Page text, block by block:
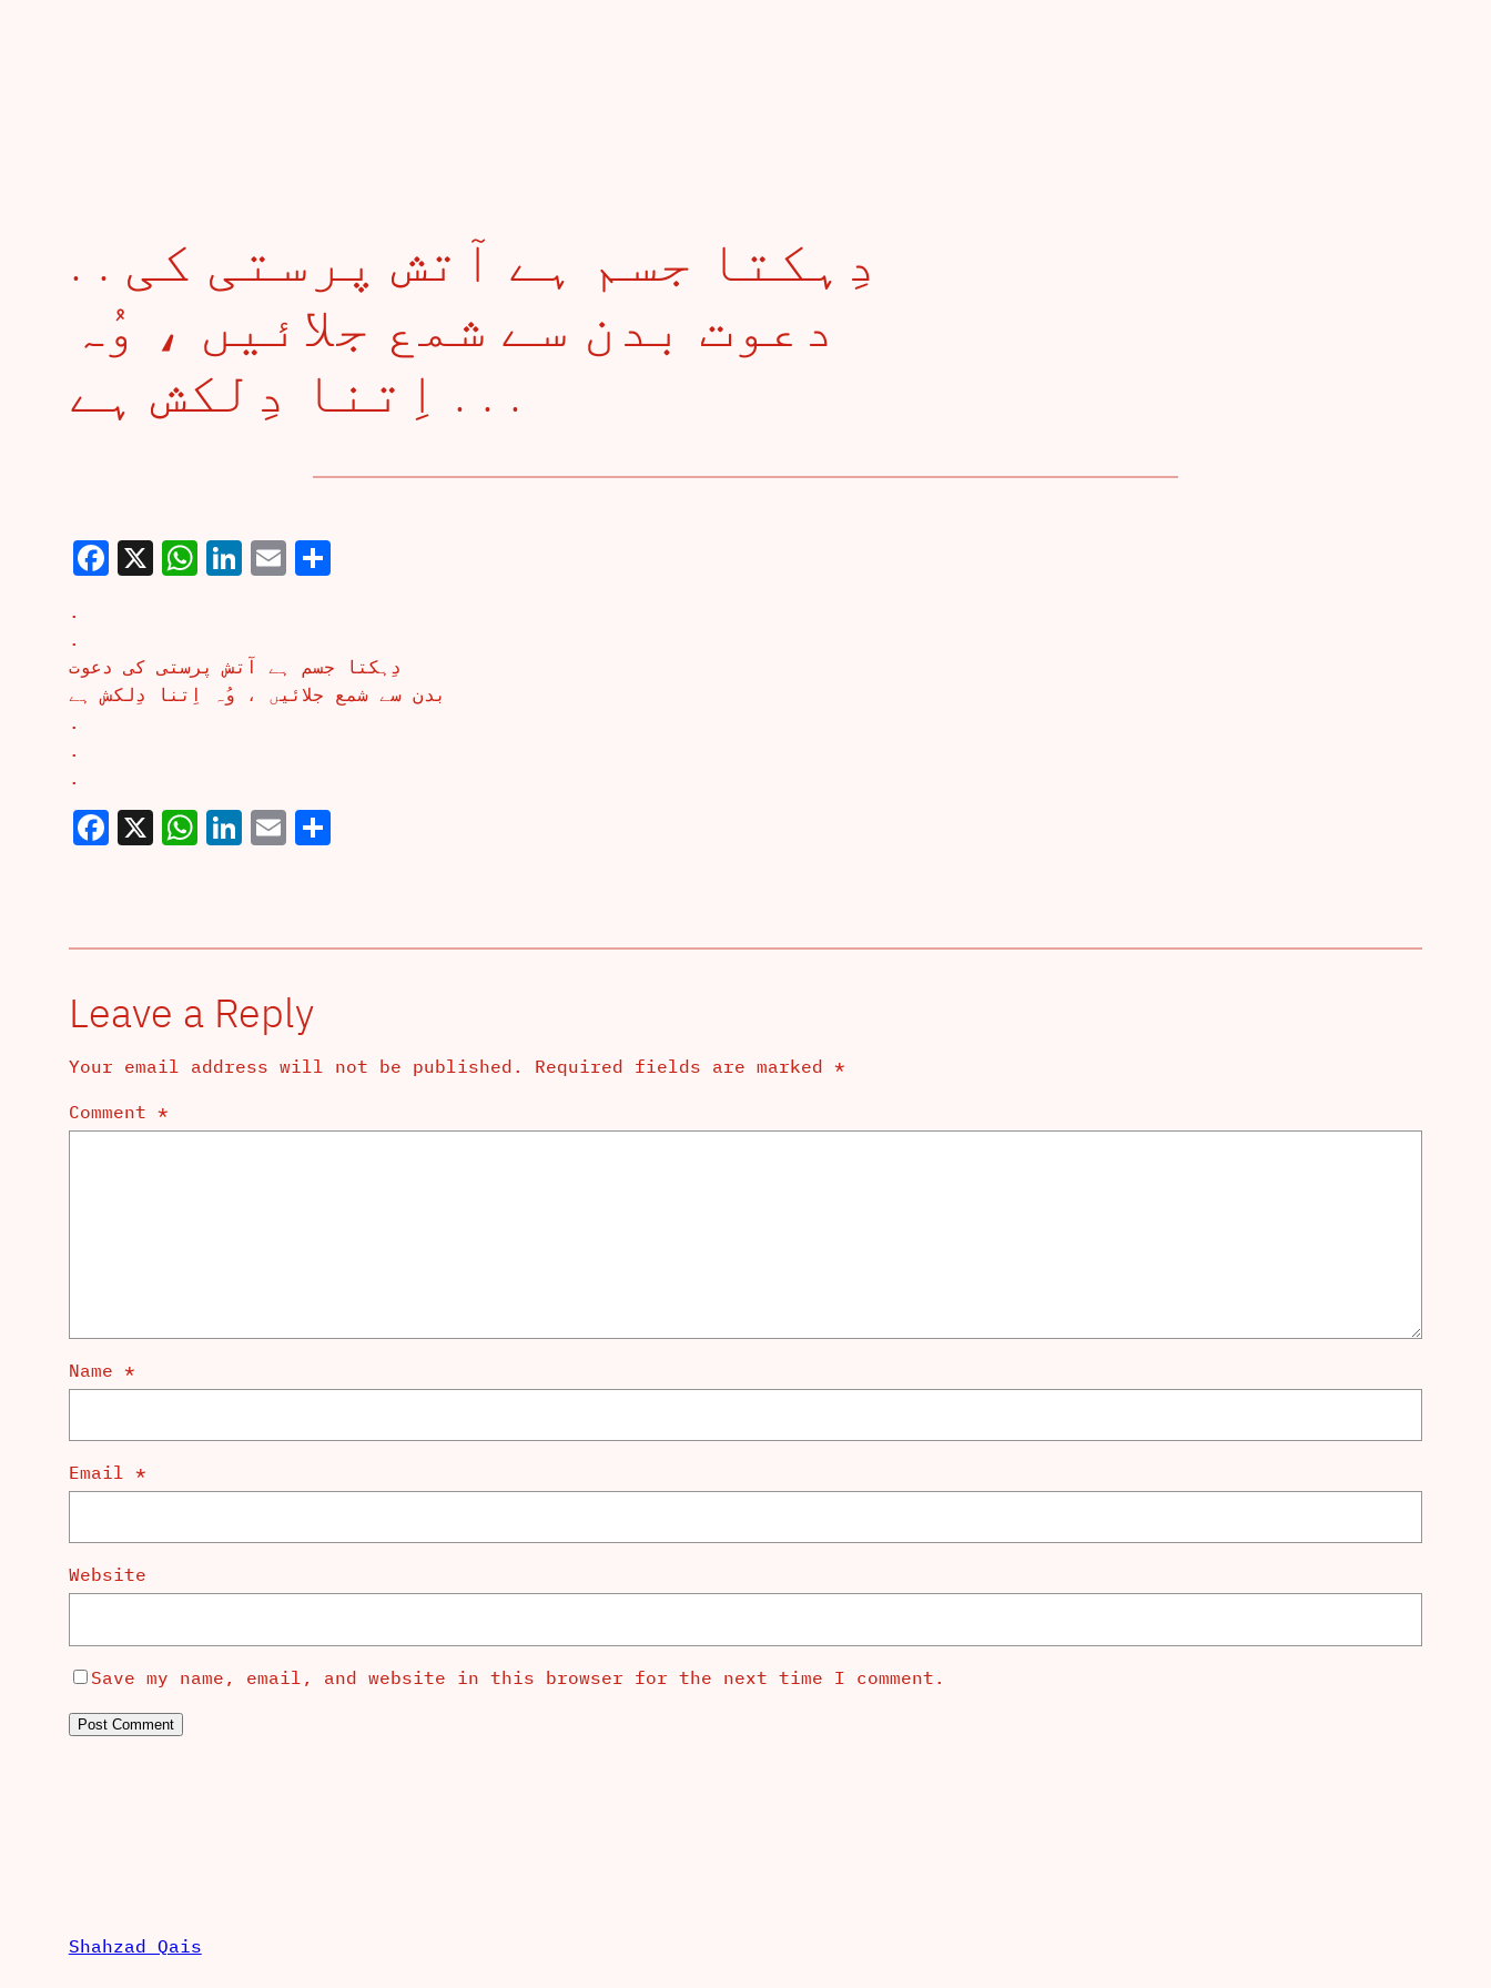
. . دِہکتا جسم ہے آتش پرستی کی
دعوت بدن سے شمع جلائیں ، وُہ
اِتنا دِلکش ہے . . .
Facebook
X WhatsApp
LinkedIn
EmailShare
.
.
دِہکتا جسم ہے آتش پرستی کی دعوت
بدن سے شمع جلائیں ، وُہ اِتنا دِلکش ہے
.
.
.
Facebook
X WhatsApp
LinkedIn
EmailShare
Leave a Reply
Your email address will not be published. Required fields are marked *
Comment *
Name *
Email *
Website
Save my name, email, and website in this browser for the next time I comment.
Shahzad Qais